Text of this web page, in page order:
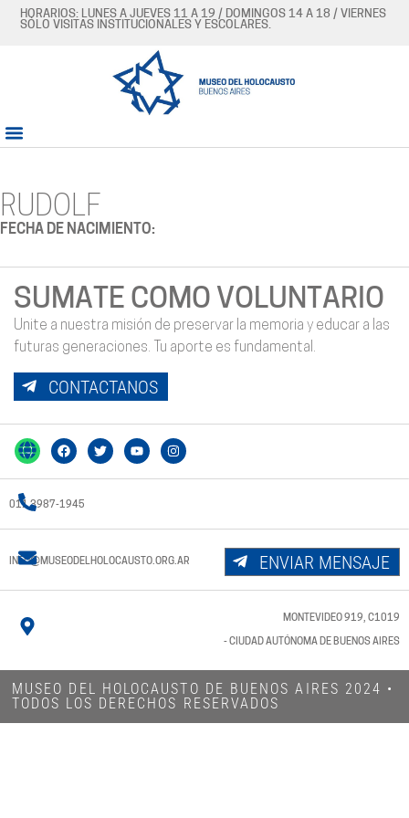
HORARIOS: LUNES A JUEVES 11 A 19 / DOMINGOS 14 A 18 / VIERNES
SÓLO VISITAS INSTITUCIONALES Y ESCOLARES.
RUDOLF
FECHA DE NACIMIENTO:
SUMATE COMO VOLUNTARIO
Unite a nuestra misión de preservar la memoria y educar a las
futuras generaciones. Tu aporte es fundamental.
CONTACTANOS
011 3987-1945
INFO@MUSEODELHOLOCAUSTO.ORG.AR ENVIAR MENSAJE
MONTEVIDEO 919, C1019
- CIUDAD AUTÓNOMA DE BUENOS AIRES
MUSEO DEL HOLOCAUSTO DE BUENOS AIRES 2024​ •
TODOS LOS DERECHOS RESERVADOS